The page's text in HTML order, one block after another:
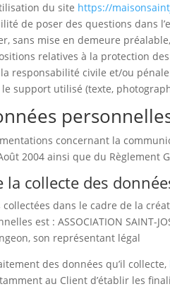
du site https://
de poser des questions dans
sans mise en demeure
relatives à la protection
responsabilité civile et/ou
support utilisé (texte,
concernant la
2004 ainsi que du Règlement
la collecte des
collectées dans le cadre de la
est : ASSOCIATION SAINT-
son représentant légal
des données qu’il collecte,
au Client d’établir les